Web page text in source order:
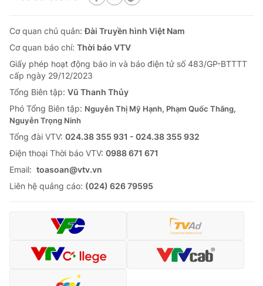
Cơ quan chủ quản:Đài Truyền hình Việt Nam
Cơ quan báo chí: Thời báo VTV
Giấy phép hoạt động báo in và báo điện tử số 483/GP-BTTTT
cấp ngày 29/12/2023
Tổng Biên tập: Vũ Thanh Thủy
Phó Tổng Biên tập: Nguyễn Thị Mỹ Hạnh, Phạm Quốc Thắng,
Nguyễn Trọng Ninh
Tổng đài VTV: 024.38 355 931 - 024.38 355 932
Ðiện thoại Thời báo VTV: 0988 671 671
Email: toasoan@vtv.vn
Liên hệ quảng cáo: (024) 626 79595